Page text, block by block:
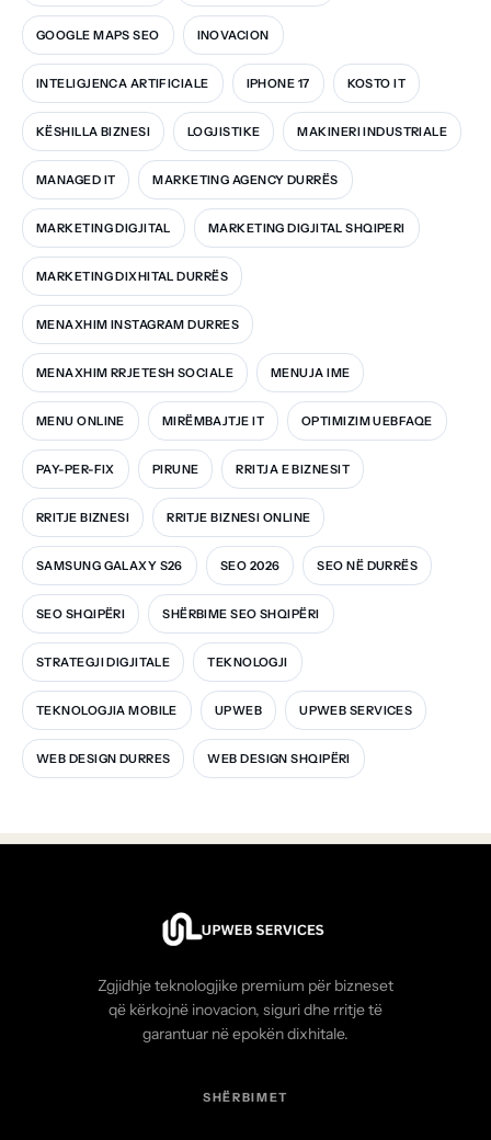
GOOGLE MAPS SEO INOVACION
INTELIGJENCA ARTIFICIALE IPHONE 17 KOSTO IT
KËSHILLA BIZNESI LOGJISTIKE MAKINERI INDUSTRIALE
MANAGED IT MARKETING AGENCY DURRËS
MARKETING DIGJITAL MARKETING DIGJITAL SHQIPERI
MARKETING DIXHITAL DURRËS
MENAXHIM INSTAGRAM DURRES
MENAXHIM RRJETESH SOCIALE MENUJA IME
MENU ONLINE MIRËMBAJTJE IT OPTIMIZIM UEBFAQE
PAY-PER-FIX PIRUNE RRITJA E BIZNESIT
RRITJE BIZNESI RRITJE BIZNESI ONLINE
SAMSUNG GALAXY S26 SEO 2026 SEO NË DURRËS
SEO SHQIPËRI SHËRBIME SEO SHQIPËRI
STRATEGJI DIGJITALE TEKNOLOGJI
TEKNOLOGJIA MOBILE UPWEB UPWEB SERVICES
WEB DESIGN DURRES WEB DESIGN SHQIPËRI
Zgjidhje teknologjike premium për bizneset
që kërkojnë inovacion, siguri dhe rritje të
garantuar në epokën dixhitale.
SHËRBIMET